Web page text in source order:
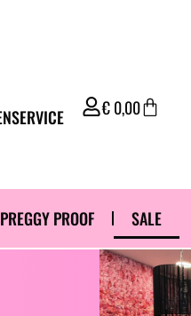
€0,00
PREGGY PROOF SALE